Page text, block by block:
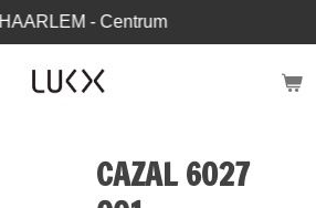
HAARLEM - Centrum
CAZAL 6027